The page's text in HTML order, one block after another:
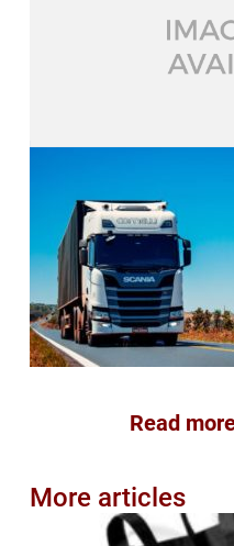
Read
More articles